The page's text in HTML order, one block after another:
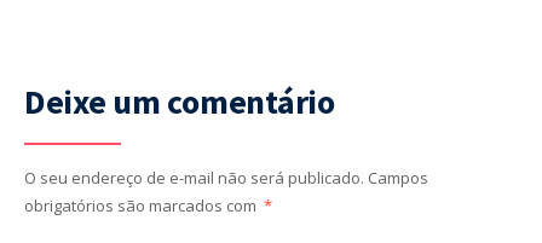
Deixe um comentário
O seu endereço de e-mail não será publicado. Campos
obrigatórios são marcados com *